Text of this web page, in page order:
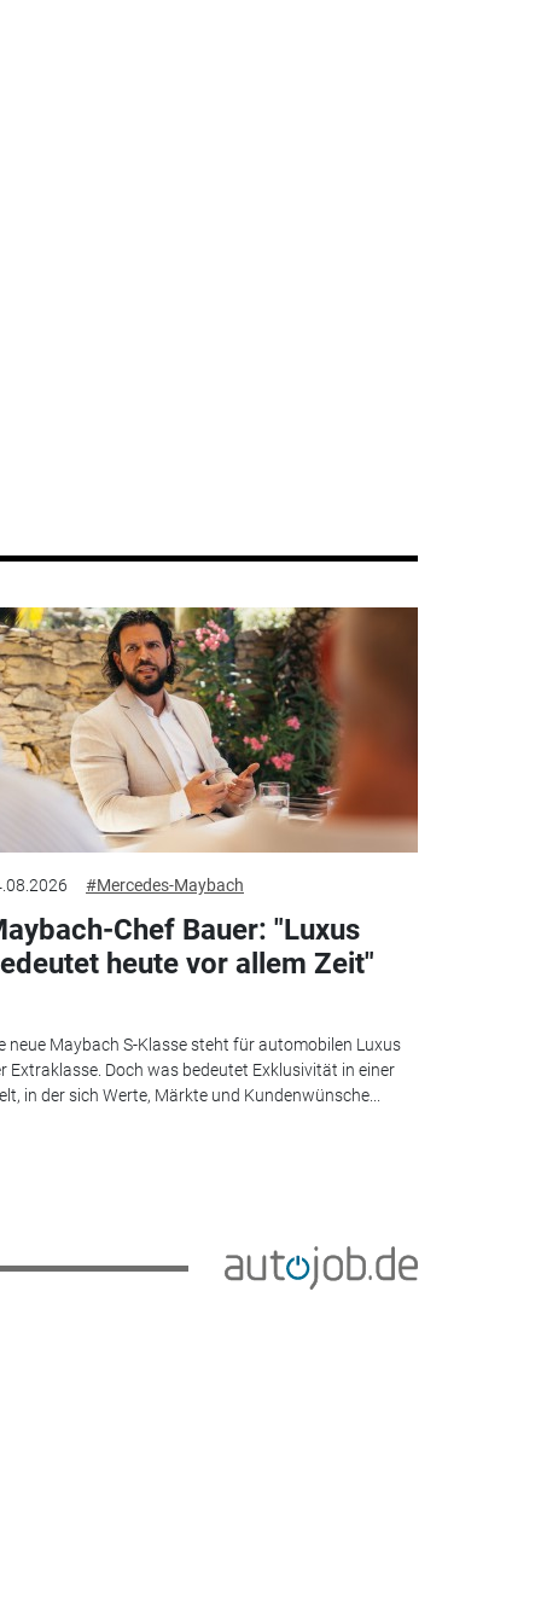
#Mercedes-Maybach
Chef Bauer: "Luxus
heute vor allem Zeit"
neue Maybach S-Klasse steht für automobilen Luxus
Extraklasse. Doch was bedeutet Exklusivität in einer
in der sich Werte, Märkte und Kundenwünsche...